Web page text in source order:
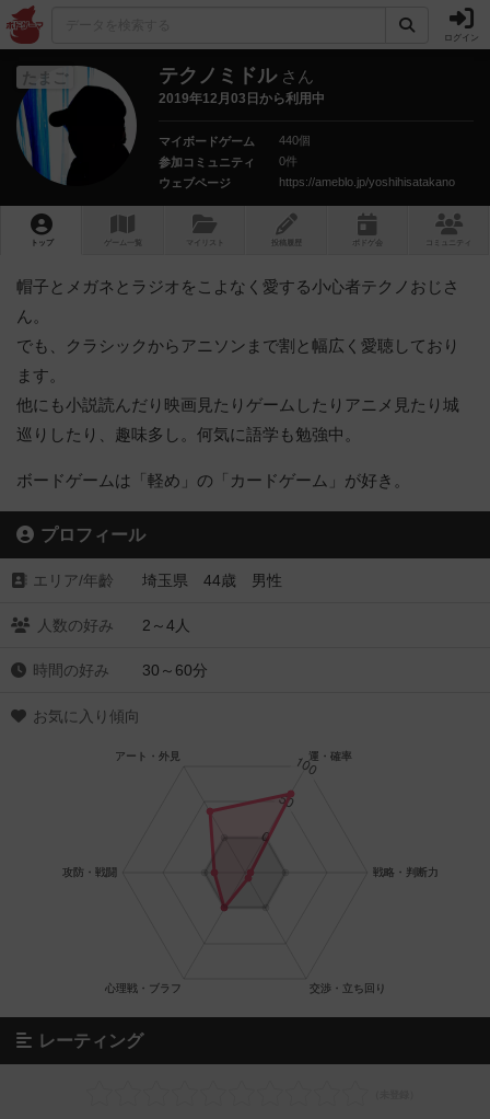
ログイン
たまご テクノミドル さん
2019年12月03日から利用中
マイボードゲーム
440個
参加コミュニティ
0件
ウェブページ
https://ameblo.jp/yoshihisatakano
トップ ゲーム一覧 マイリスト 投稿履歴 ボ ドゲ コミュニティ
帽子とメガネとラジオをこよなく愛する小心者テクノおじさ
ん。
でも、クラシックからアニソンまで割と幅広く愛聴しており
ます。
他にも小説読んだり映画見たりゲームしたりアニメ見たり城
巡りしたり、趣味多し。何気に語学も勉強中。
ボードゲームは「軽め」の「カードゲーム」が好き。
プロフィール
エリア/年齡 埼玉県 44歳 男性
人数の好み 2～4人
時間の好み 30～60分
お気に入り傾向
レーティング